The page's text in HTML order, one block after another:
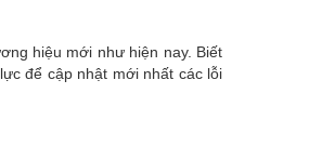
hiệu mới như hiện nay. Biết
để cập nhật mới nhất các lỗi